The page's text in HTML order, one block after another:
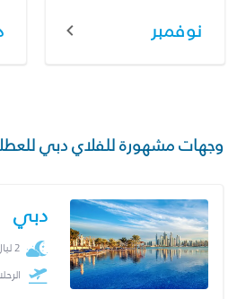
نوفمبر
وجهات مشهورة للفلاي دبي
دبي
2 ليال